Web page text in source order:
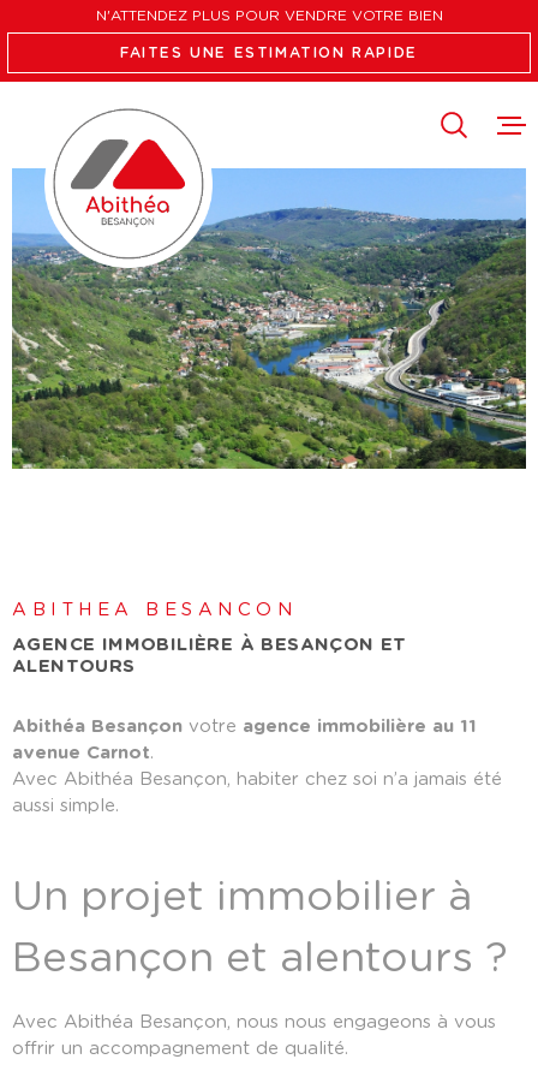
ààau
au
FAIRE
L'AGENCE
CONTACT
N'ATTENDEZ PLUS POUR VENDRE VOTRE BIEN
FAITES UNE ESTIMATION RAPIDE
ABITHEA BESANCON
AGENCE IMMOBILIÈRE À BESANÇON ET
ALENTOURS
Abithéa Besançon votre agence immobilière au 11
avenue Carnot.
Avec Abithéa Besançon, habiter chez soi n’a jamais été
aussi simple.
Un projet immobilier à
Besançon et alentours ?
Avec Abithéa Besançon, nous nous engageons à vous
offrir un accompagnement de qualité.